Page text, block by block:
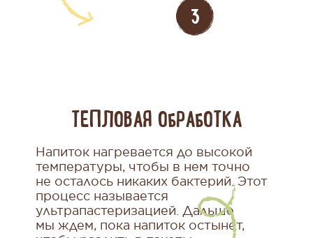
ТЕПЛОВАЯ ОБРАБОТКА
Напиток нагревается до высокой
температуры, чтобы в нем точно
не осталось никаких бактерий. Этот
процесс называется
ультрапастеризацией. Дальше
мы ждем, пока напиток остынет,